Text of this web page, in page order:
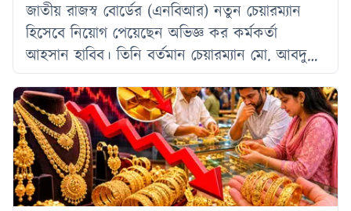
জাতীয় রাজস্ব বোর্ডের (এনবিআর) নতুন চেয়ারম্যান
হিসেবে নিয়োগ পেয়েছেন অভিজ্ঞ কর কর্মকর্তা
আহসান হাবিব। তিনি বর্তমান চেয়ারম্যান মো. আবদুর
রহমান খানের স্থলাভিষিক্ত হবেন। সোমবার (২৯ জুন)
এ সংক্রান্ত প্রজ্ঞাপন জারি করে সরকার। আহসান
হাবিব দীর্ঘদিন ধরে দেশের কর প্রশাসনে গুরুত্বপূর্ণ
দায়িত্ব পালন করে আসছেন। এর আগে তিনি জাতীয়
রাজস্ব বোর্ডের সদস্য এবং কেন্দ্রীয় গোয়েন্দা সেলের
(সিআইসি) মহাপরিচালক হিসেবে দায়িত্ব পালন করেন।